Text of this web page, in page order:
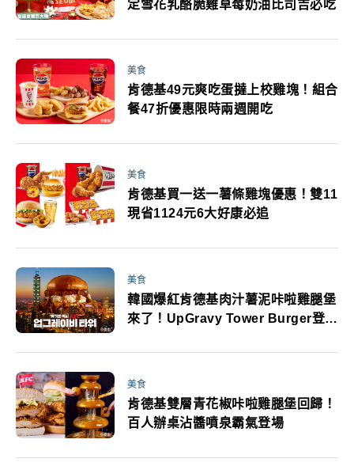
定雪花乳酪脆雞草莓奶油比司吉必吃
美食
肯德基49元爽吃蛋撻上校雞塊！組合
餐47折優惠限時兩週開吃
美食
肯德基買一送一薯條雞塊優惠！雙11
現省1124元6大好康必追
美食
韓國爆紅肯德基肉汁薯泥咔啦雞腿堡
來了！UpGravy Tower Burger登台
美食
肯德基雙層青花椒咔啦雞腿堡回歸！
百人辦桌沾醬噴泉霸氣登場